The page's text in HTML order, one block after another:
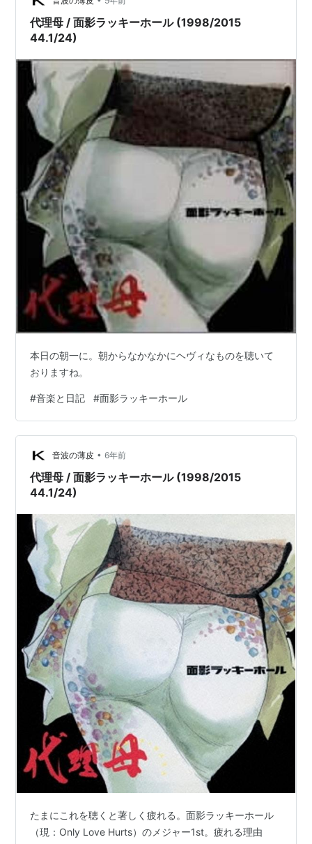
代理母 / 面影ラッキーホール (1998/2015
44.1/24)
本日の朝一に。朝からなかなかにヘヴィなものを聴いて
おりますね。
#音楽と日記 #面影ラッキーホール
音波の薄皮 • 6年前
代理母 / 面影ラッキーホール (1998/2015
44.1/24)
たまにこれを聴くと著しく疲れる。面影ラッキーホール
（現：Only Love Hurts）のメジャー1st。疲れる理由